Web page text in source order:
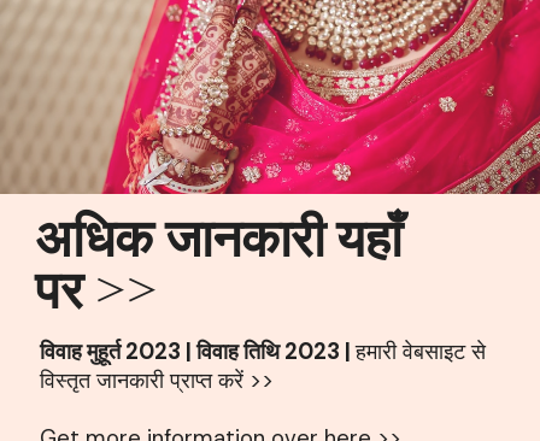
अधिक जानकारी यहाँ
पर >>
विवाह मुहूर्त 2023 | विवाह तिथि 2023 |हमारी वेबसाइट से
विस्तृत जानकारी प्राप्त करें >>